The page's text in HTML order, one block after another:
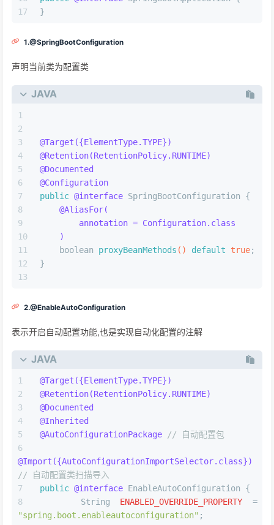
}
1.@SpringBootConfiguration
声明当前类为配置类
JAVA
@Target({ElementType.TYPE})
@Retention(RetentionPolicy.RUNTIME)
@Documented
@Configuration
public @interface SpringBootConfiguration {
@AliasFor(
        annotation = Configuration.class
    )
boolean
proxyBeanMethods () default true;
}
2.@EnableAutoConfiguration
表示开启自动配置功能,也是实现自动化配置的注解
JAVA
@Target({ElementType.TYPE})
@Retention(RetentionPolicy.RUNTIME)
@Documented
@Inherited
@AutoConfigurationPackage
// 自动配置包
@Import({AutoConfigurationImportSelector.class})
// 自动配置类扫描导入
public @interface EnableAutoConfiguration {
String
ENABLED_OVERRIDE_PROPERTY
=
"spring.boot.enableautoconfiguration" ;